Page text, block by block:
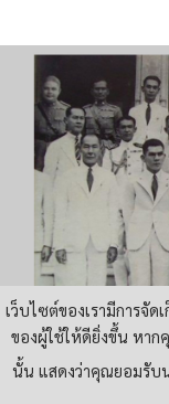
เว็บไซต์ของเรามีการจั
ของผู้ใช้ให้ดียิ่งขึ้น หาก
นั้น แสดงว่าคุณยอมรับน